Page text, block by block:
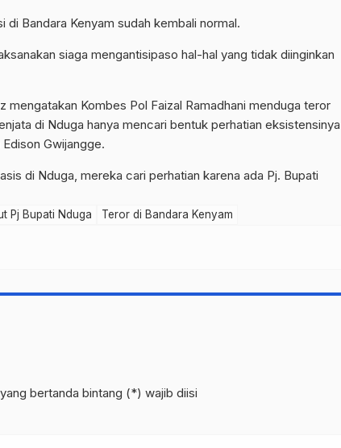
Bandara Kenyam sudah kembali normal.
siaga mengantisipaso hal-hal yang tidak diinginkan
mengatakan Kombes Pol Faizal Ramadhani menduga teror
di Nduga hanya mencari bentuk perhatian eksistensinya
Gwijangge.
di Nduga, mereka cari perhatian karena ada Pj. Bupati
Pj Bupati Nduga Teror di Bandara Kenyam
bertanda bintang (*) wajib diisi